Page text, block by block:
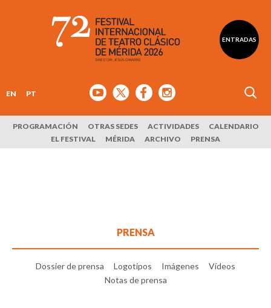
ENTRADAS
EN PT
PROGRAMACIÓN OTRAS SEDES ACTIVIDADES
CALENDARIO
EL FESTIVAL
MÉRIDA ARCHIVO PRENSA
PRENSA
Dossier de prensa Logotipos Imágenes
Vídeos
Notas de prensa